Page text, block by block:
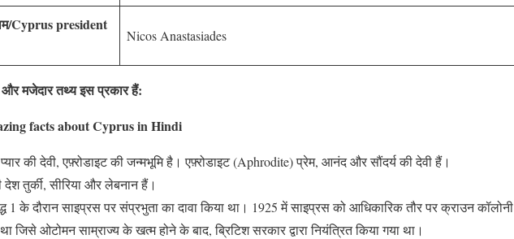
Cyprus president
Nicos Anastasiades
मजेदार तथ्य इस प्रकार हैं:
facts about Cyprus in Hindi
की देवी, एफ़्रोडाइट की जन्मभूमि है। एफ़्रोडाइट (Aphrodite) प्रेम, आनंद और सौंदर्य की देवी हैं।
तुर्की, सीरिया और लेबनान हैं।
1 के दौरान साइप्रस पर संप्रभुता का दावा किया था। 1925 में साइप्रस को आधिकारिक तौर पर क्राउन कॉलोनी
जिसे ओटोमन साम्राज्य के खत्म होने के बाद, ब्रिटिश सरकार द्वारा नियंत्रित किया गया था।